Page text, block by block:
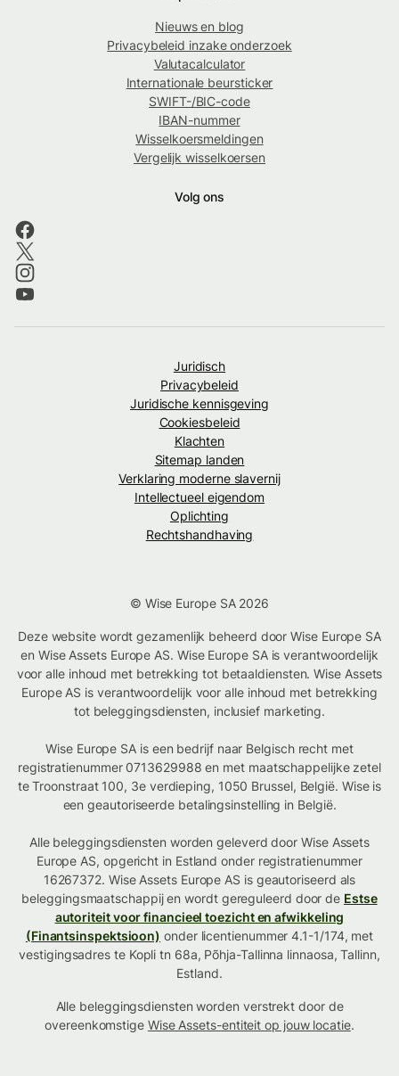
Nieuws en blog
Privacybeleid inzake onderzoek
Valutacalculator
Internationale beursticker
SWIFT-/BIC-code
IBAN-nummer
Wisselkoersmeldingen
Vergelijk wisselkoersen
Volg ons
Juridisch
Privacybeleid
Juridische kennisgeving
Cookiesbeleid
Klachten
Sitemap landen
Verklaring moderne slavernij
Intellectueel eigendom
Oplichting
Rechtshandhaving
© Wise Europe SA 2026
Deze website wordt gezamenlijk beheerd door Wise Europe SA
en Wise Assets Europe AS. Wise Europe SA is verantwoordelijk
voor alle inhoud met betrekking tot betaaldiensten. Wise Assets
Europe AS is verantwoordelijk voor alle inhoud met betrekking
tot beleggingsdiensten, inclusief marketing.
Wise Europe SA is een bedrijf naar Belgisch recht met
registratienummer 0713629988 en met maatschappelijke zetel
te Troonstraat 100, 3e verdieping, 1050 Brussel, België. Wise is
een geautoriseerde betalingsinstelling in België.
Alle beleggingsdiensten worden geleverd door Wise Assets
Europe AS, opgericht in Estland onder registratienummer
16267372. Wise Assets Europe AS is geautoriseerd als
beleggingsmaatschappij en wordt gereguleerd door de Estse
autoriteit voor financieel toezicht en afwikkeling
(Finantsinspektsioon) onder licentienummer 4.1-1/174, met
vestigingsadres te Kopli tn 68a, Põhja-Tallinna linnaosa, Tallinn,
Estland.
Alle beleggingsdiensten worden verstrekt door de
overeenkomstige Wise Assets-entiteit op jouw locatie.